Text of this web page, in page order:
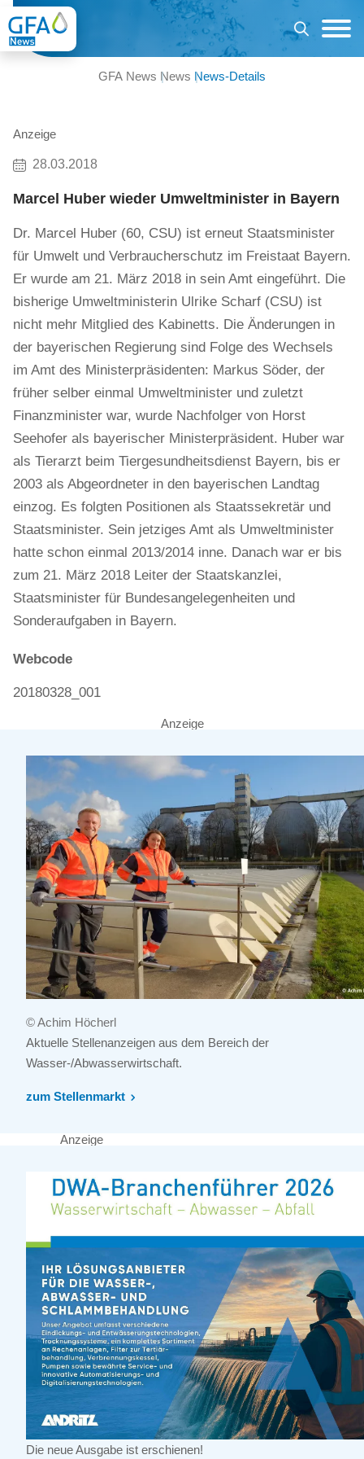
GFA News News News-Details
Anzeige
28.03.2018
Marcel Huber wieder Umweltminister in Bayern
Dr. Marcel Huber (60, CSU) ist erneut Staatsminister
für Umwelt und Verbraucherschutz im Freistaat Bayern.
Er wurde am 21. März 2018 in sein Amt eingeführt. Die
bisherige Umweltministerin Ulrike Scharf (CSU) ist
nicht mehr Mitglied des Kabinetts. Die Änderungen in
der bayerischen Regierung sind Folge des Wechsels
im Amt des Ministerpräsidenten: Markus Söder, der
früher selber einmal Umweltminister und zuletzt
Finanzminister war, wurde Nachfolger von Horst
Seehofer als bayerischer Ministerpräsident. Huber war
als Tierarzt beim Tiergesundheitsdienst Bayern, bis er
2003 als Abgeordneter in den bayerischen Landtag
einzog. Es folgten Positionen als Staatssekretär und
Staatsminister. Sein jetziges Amt als Umweltminister
hatte schon einmal 2013/2014 inne. Danach war er bis
zum 21. März 2018 Leiter der Staatskanzlei,
Staatsminister für Bundesangelegenheiten und
Sonderaufgaben in Bayern.
Webcode
20180328_001
Anzeige
© Achim Höcherl
Aktuelle Stellenanzeigen aus dem Bereich der
Wasser-/Abwasserwirtschaft.
zum Stellenmarkt
Anzeige
Die neue Ausgabe ist erschienen!